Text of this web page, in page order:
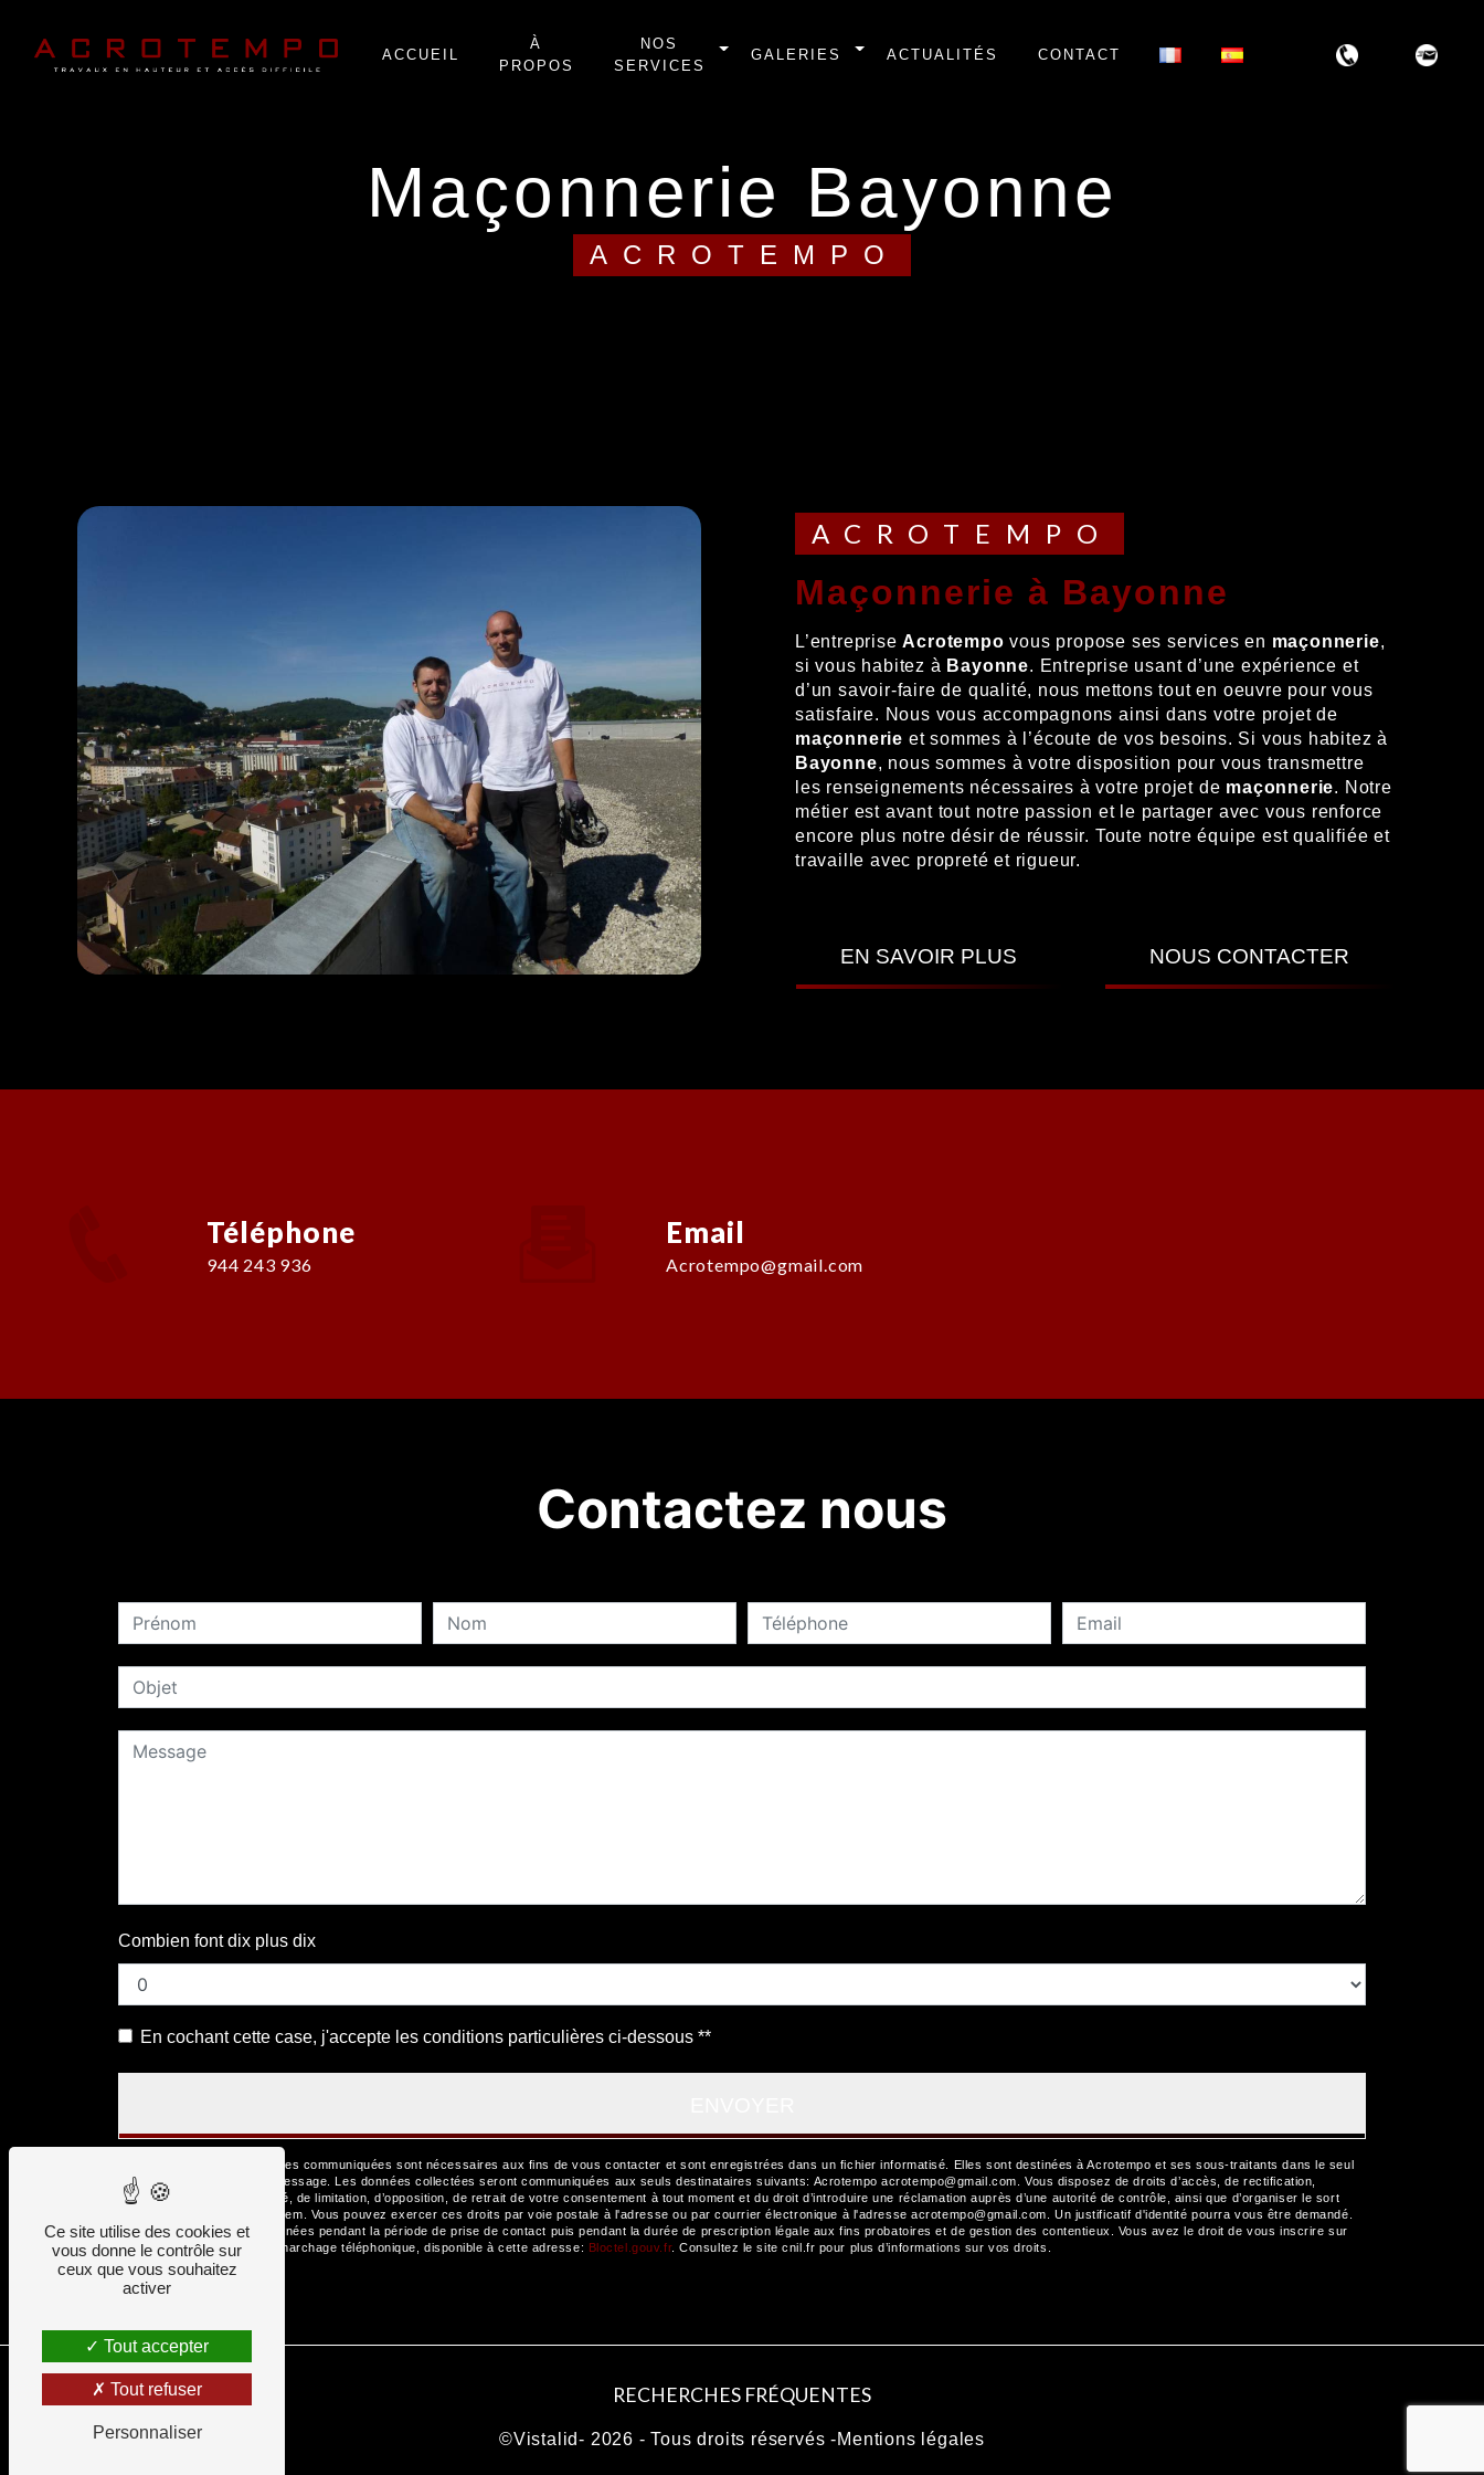
ACCUEIL
À
PROPOS
NOS
SERVICES
GALERIES ACTUALITÉS CONTACT
maçonnerie Bayonne
ACROTEMPO
ACROTEMPO
maçonnerie à Bayonne
L’entrepriseAcrotempo vous propose ses services en maçonnerie,
si vous habitez à Bayonne. Entreprise usant d’une expérience et
d’un savoir-faire de qualité, nous mettons tout en oeuvre pour vous
satisfaire. Nous vous accompagnons ainsi dans votre projet de
maçonnerie et sommes à l’écoute de vos besoins. Si vous habitez à
Bayonne, nous sommes à votre disposition pour vous transmettre
les renseignements nécessaires à votre projet de maçonnerie. Notre
métier est avant tout notre passion et le partager avec vous renforce
encore plus notre désir de réussir. Toute notre équipe est qualifiée et
travaille avec propreté et rigueur.
EN SAVOIR PLUS NOUS CONTACTER
Téléphone
944 243 936
Email
acrotempo@gmail.com
Contactez nous
Combien font dix plus dix
En cochant cette case, j'accepte les conditions particulières ci-dessous **
** Les données personnelles communiquées sont nécessaires aux fins de vous contacter et sont enregistrées dans un fichier informatisé. Elles sont destinées à Acrotempo et ses sous-traitants dans le seul
but de répondre à votre message. Les données collectées seront communiquées aux seuls destinataires suivants: Acrotempo acrotempo@gmail.com. Vous disposez de droits d’accès, de rectification,
d’effacement, de portabilité, de limitation, d’opposition, de retrait de votre consentement à tout moment et du droit d’introduire une réclamation auprès d’une autorité de contrôle, ainsi que d’organiser le sort
de vos données post-mortem. Vous pouvez exercer ces droits par voie postale à l'adresse ou par courrier électronique à l'adresse acrotempo@gmail.com. Un justificatif d'identité pourra vous être demandé.
Nous conservons vos données pendant la période de prise de contact puis pendant la durée de prescription légale aux fins probatoires et de gestion des contentieux. Vous avez le droit de vous inscrire sur
la liste d'opposition au démarchage téléphonique, disponible à cette adresse:
Bloctel.gouv.fr. Consultez le site cnil.fr pour plus d’informations sur vos droits.
RECHERCHES FRÉQUENTES
©Vistalid- 2026 - Tous droits réservés -Mentions légales
Ce site utilise des cookies et
vous donne le contrôle sur
ceux que vous souhaitez
activer
Tout accepter
Tout refuser
Personnaliser